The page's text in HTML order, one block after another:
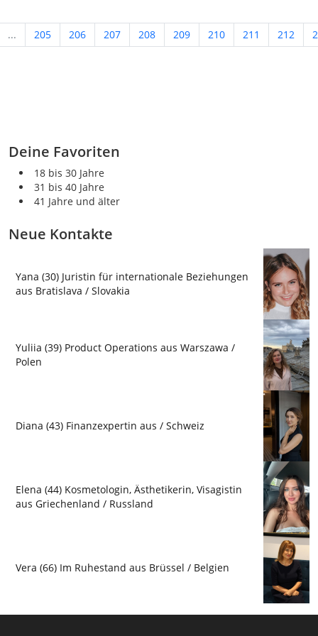
... 205 206 207 208 209 210 211 212
Deine Favoriten
18 bis 30 Jahre
31 bis 40 Jahre
41 Jahre und älter
Neue Kontakte
Yana (30) Juristin für internationale Beziehungen
aus Bratislava / Slovakia
Yuliia (39) Product Operations aus Warszawa /
Polen
Diana (43) Finanzexpertin aus / Schweiz
Elena (44) Kosmetologin, Ästhetikerin, Visagistin
aus Griechenland / Russland
Vera (66) Im Ruhestand aus Brüssel / Belgien